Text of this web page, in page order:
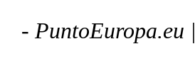
- PuntoEuropa.eu |